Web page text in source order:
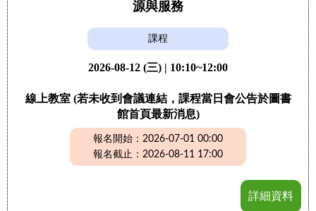
源與服務
課程
2026-08-12 (三) | 10:10~12:00
線上教室 (若未收到會議連結，課程當日會公告於圖書
館首頁最新消息)
報名開始：2026-07-01 00:00
報名截止：2026-08-11 17:00
詳細資料